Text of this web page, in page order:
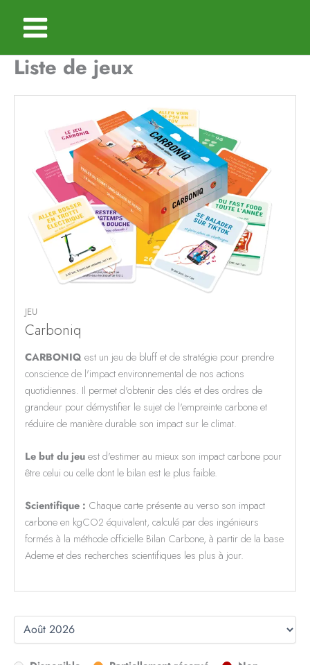
contenu
Liste de jeux
JEU
Carboniq
CARBONIQ est un jeu de bluff et de stratégie pour prendre
conscience de l'impact environnemental de nos actions
quotidiennes. Il permet d'obtenir des clés et des ordres de
grandeur pour démystifier le sujet de l'empreinte carbone et
réduire de manière durable son impact sur le climat.
Le but du jeuest d'estimer au mieux son impact carbone pour
être celui ou celle dont le bilan est le plus faible.
Scientifique : Chaque carte présente au verso son impact
carbone en kgCO2 équivalent, calculé par des ingénieurs
formés à la méthode officielle Bilan Carbone, à partir de la base
Ademe et des recherches scientifiques les plus à jour.